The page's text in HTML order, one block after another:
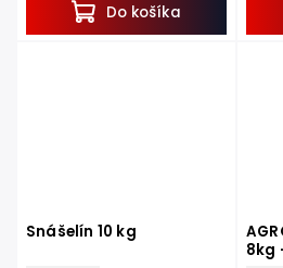
Do košíka
Snášelín 10 kg
8kg